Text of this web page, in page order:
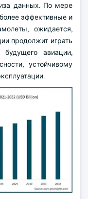
данных. По мере
эффективные и
ожидается,
продолжит играть
авиации,
устойчивому